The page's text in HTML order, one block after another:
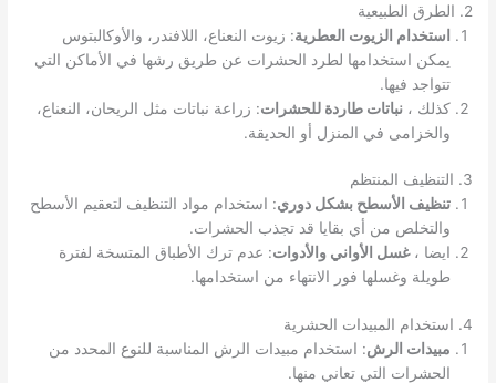
2. الطرق الطبيعية
استخدام الزيوت العطرية: زيوت النعناع، اللافندر، والأوكالبتوس
يمكن استخدامها لطرد الحشرات عن طريق رشها في الأماكن التي
تتواجد فيها.
كذلك ،نباتات طاردة للحشرات: زراعة نباتات مثل الريحان، النعناع،
والخزامى في المنزل أو الحديقة.
3. التنظيف المنتظم
تنظيف الأسطح بشكل دوري: استخدام مواد التنظيف لتعقيم الأسطح
والتخلص من أي بقايا قد تجذب الحشرات.
ايضا ،غسل الأواني والأدوات: عدم ترك الأطباق المتسخة لفترة
طويلة وغسلها فور الانتهاء من استخدامها.
4. استخدام المبيدات الحشرية
مبيدات الرش: استخدام مبيدات الرش المناسبة للنوع المحدد من
الحشرات التي تعاني منها.